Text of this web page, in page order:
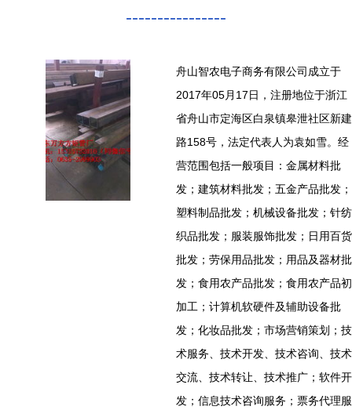
----------------
舟山智农电子商务有限公司成立于
2017年05月17日，注册地位于浙江
省舟山市定海区白泉镇皋泄社区新建
路158号，法定代表人为袁如雪。经
营范围包括一般项目：金属材料批
发；建筑材料批发；五金产品批发；
塑料制品批发；机械设备批发；针纺
织品批发；服装服饰批发；日用百货
批发；劳保用品批发；用品及器材批
发；食用农产品批发；食用农产品初
加工；计算机软硬件及辅助设备批
发；化妆品批发；市场营销策划；技
术服务、技术开发、技术咨询、技术
交流、技术转让、技术推广；软件开
发；信息技术咨询服务；票务代理服